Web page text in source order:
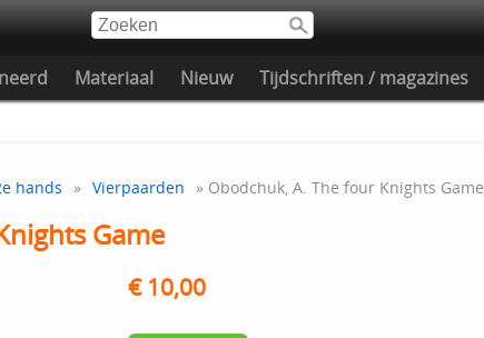
Materiaal Nieuw Tijdschriften / magazines
hands » Vierpaarden » Obodchuk, A. The four Knights Game
Game
€ 10,00